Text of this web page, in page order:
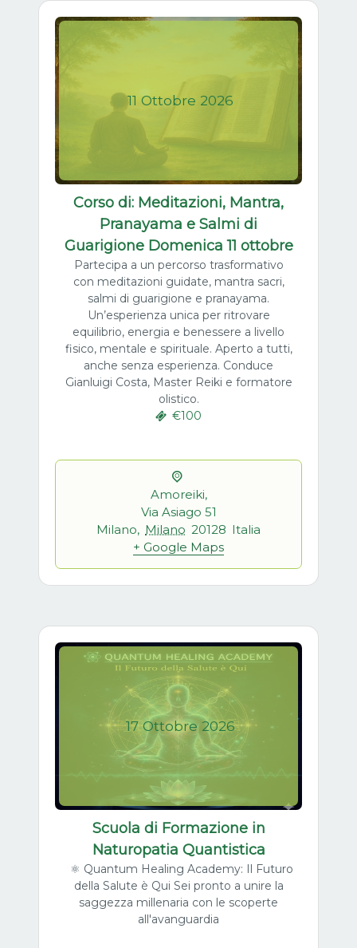
11 Ottobre 2026
Corso di: Meditazioni, Mantra,
Pranayama e Salmi di
Guarigione Domenica 11 ottobre
Partecipa a un percorso trasformativo
con meditazioni guidate, mantra sacri,
salmi di guarigione e pranayama.
Un’esperienza unica per ritrovare
equilibrio, energia e benessere a livello
fisico, mentale e spirituale. Aperto a tutti,
anche senza esperienza. Conduce
Gianluigi Costa, Master Reiki e formatore
olistico.
€100
Amoreiki,
Via Asiago 51
Milano, Milano 20128 Italia
+ Google Maps
17 Ottobre 2026
Scuola di Formazione in
Naturopatia Quantistica
⚛️ Quantum Healing Academy: Il Futuro
della Salute è Qui Sei pronto a unire la
saggezza millenaria con le scoperte
all'avanguardia